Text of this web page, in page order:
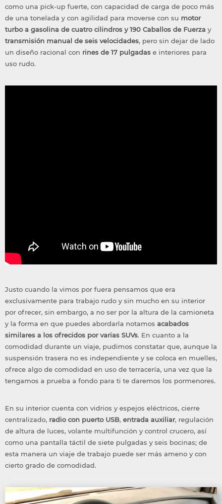
como una pick-up fuerte, con capacidad de carga de poco más
de una tonelada y con agilidad para moverse con su motor
turbo a gasolina de cuatro cilindros y 190 Caballos de Fuerza y
transmisión manual de seis velocidades, pero sin dejar de lado
un diseño racional con rines de 17 pulgadas e interiores para
uso rudo.
Justo cuando la vimos por fuera pensamos que era
exclusivamente para trabajo rudo y sin mucho en su interior
por ofrecer, sin embargo, a no ser por la altura de la camioneta
y la forma en que puedes abordarla notamos acabados
similares a los ofrecidos por varias SUVs. En cuanto a la
comodidad durante un viaje, pudimos constatar que, aunque la
suspensión trasera no es independiente y se coloca en muelles,
ofrece algo de comodidad en uso de terracería, una vez que la
tengamos a prueba a fondo para ti te daremos los pormenores.
En su interior cuenta con vidrios y espejos eléctricos, cierre
centralizado, radio con puerto USB, entrada auxiliar, regulación
de altura de luces, volante multifunción y control crucero, así
como una pantalla táctil de siete pulgadas y seis bocinas; de
esta manera un viaje de trabajo puede ser más ameno y con
cierto grado de comodidad.